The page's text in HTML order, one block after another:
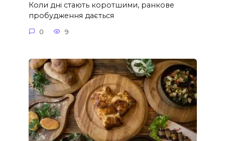
Коли дні стають коротшими, ранкове
пробудження дається
0 9